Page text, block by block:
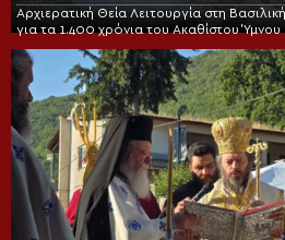
Αρχιερατική Θεία Λειτουργία στη
για τα 1.400 χρόνια του Ακαθίστου Ύμνου